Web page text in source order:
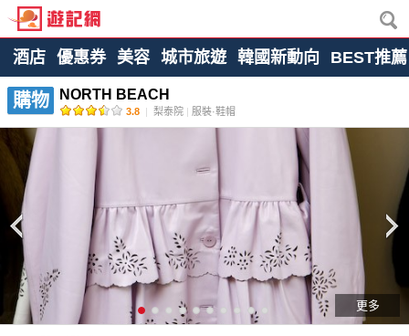
酒店 優惠券 美容 城市旅遊 韓國新動向 BEST推薦
購物 NORTH BEACH
3.8 | 梨泰院 | 服裝·鞋帽
更多